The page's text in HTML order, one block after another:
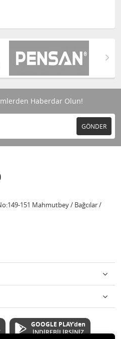
Haberdar Olun!
GÖNDER
151 Mahmutbey / Bağcılar /
GOOGLE PLAY'den
İNDİREBİLİRSİNİZ